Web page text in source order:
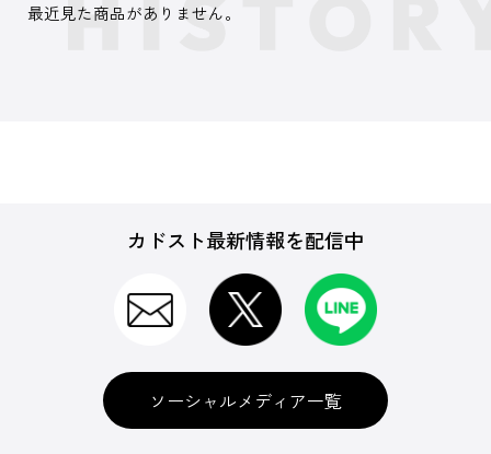
最近見た商品がありません。
カドスト最新情報を配信中
ソーシャルメディア一覧